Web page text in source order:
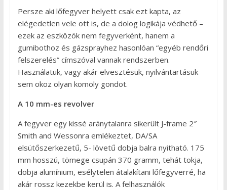
Persze aki lőfegyver helyett csak ezt kapta, az
elégedetlen vele ott is, de a dolog logikája védhető –
ezek az eszközök nem fegyverként, hanem a
gumibothoz és gázsprayhez hasonlóan “egyéb rendőri
felszerelés” címszóval vannak rendszerben.
Használatuk, vagy akár elvesztésük, nyilvántartásuk
sem okoz olyan komoly gondot.
A 10 mm-es revolver
A fegyver egy kissé aránytalanra sikerült J-frame 2″
Smith and Wessonra emlékeztet, DA/SA
elsütőszerkezetű, 5- lövetű dobja balra nyitható. 175
mm hosszú, tömege csupán 370 gramm, tehát tokja,
dobja alumínium, esélytelen átalakítani lőfegyverré, ha
akár rossz kezekbe kerül is. A felhasználók